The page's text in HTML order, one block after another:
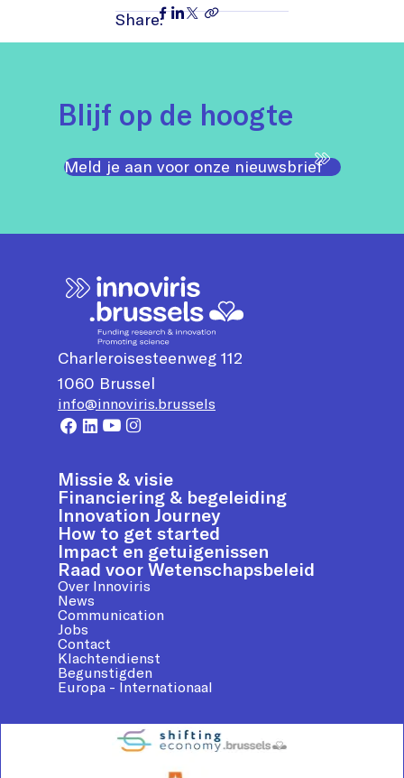
Share:
Blijf op de hoogte
Meld je aan voor onze nieuwsbrief
Charleroisesteenweg 112
1060 Brussel
info@innoviris.brussels
Missie & visie
Financiering & begeleiding
Innovation Journey
How to get started
Impact en getuigenissen
Raad voor Wetenschapsbeleid
Over Innoviris
News
Communication
Jobs
Contact
Klachtendienst
Begunstigden
Europa - Internationaal